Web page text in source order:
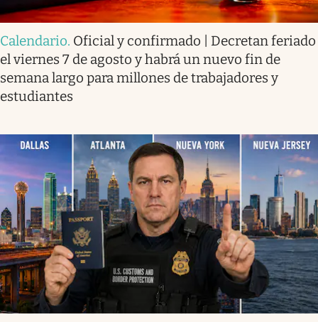
Calendario. Oficial y confirmado | Decretan feriado
el viernes 7 de agosto y habrá un nuevo fin de
semana largo para millones de trabajadores y
estudiantes